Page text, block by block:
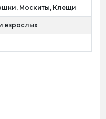
Москиты, Клещи
взрослых